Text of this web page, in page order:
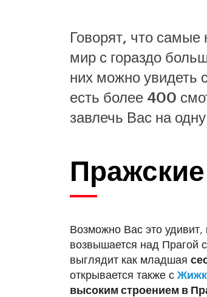
Говорят, что
мир с гораздо
них можно увидеть
есть более 400
завлечь Вас на
Возможно Вас это
возвышается над Прагой
выглядит как младшая
открывается также с
высоким строением в